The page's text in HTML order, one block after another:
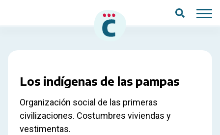
Los indígenas de las pampas
Organización social de las primeras
civilizaciones. Costumbres viviendas y
vestimentas.